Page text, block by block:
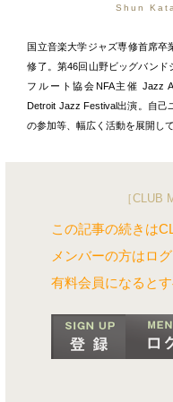
Shun
国立音楽大学ジャズ専修首席
修了。第46回山野ビッグバン
フルート協会NFA主催 Jazz
Detroit Jazz Festival出演。自己
の参加等、幅広く活動を展開して
［CLUB
この記事の続きは
メンバーの方はロ
有料会員になると